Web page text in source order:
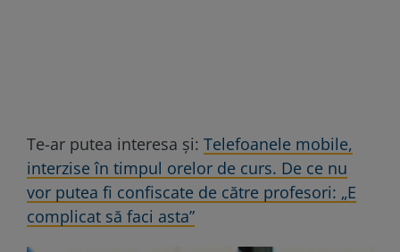
Te-ar putea interesa și: Telefoanele mobile,
interzise în timpul orelor de curs. De ce nu
vor putea fi confiscate de către profesori: „E
complicat să faci asta”